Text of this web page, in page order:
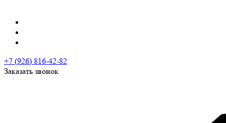
+7 (926) 816-42-82
Заказать звонок